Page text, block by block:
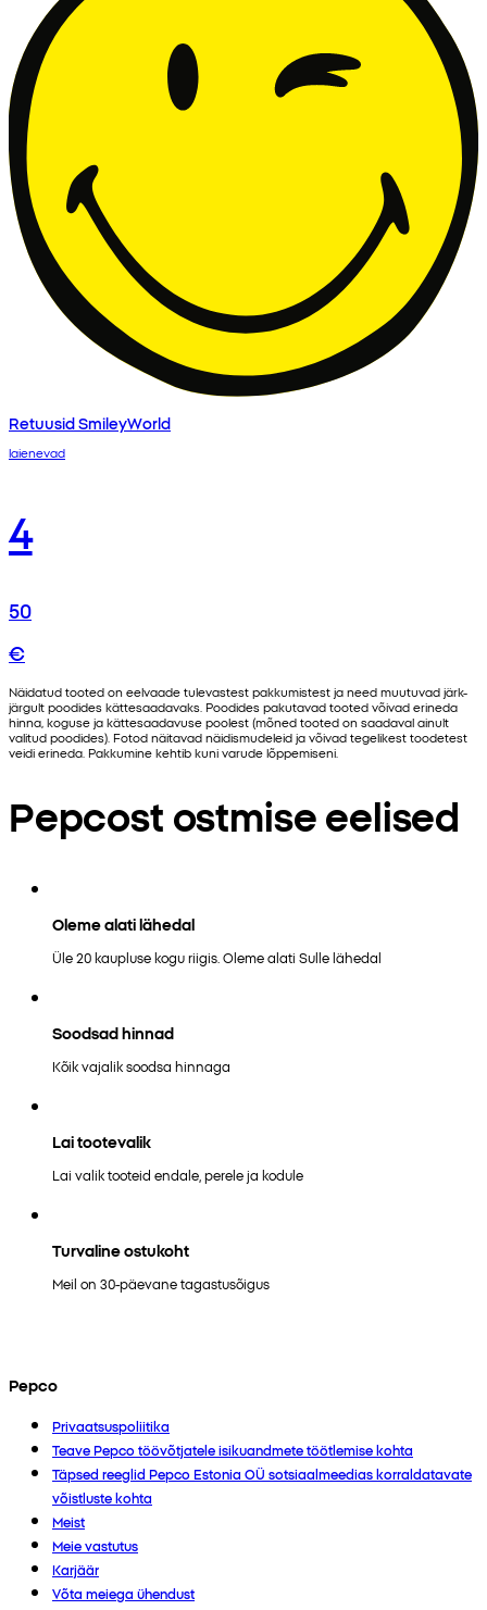
Retuusid SmileyWorld
laienevad
4
50
€
Näidatud tooted on eelvaade tulevastest pakkumistest ja need muutuvad järk-
järgult poodides kättesaadavaks. Poodides pakutavad tooted võivad erineda
hinna, koguse ja kättesaadavuse poolest (mõned tooted on saadaval ainult
valitud poodides). Fotod näitavad näidismudeleid ja võivad tegelikest toodetest
veidi erineda. Pakkumine kehtib kuni varude lõppemiseni.
Pepcost ostmise eelised
Oleme alati lähedal
Üle 20 kaupluse kogu riigis. Oleme alati Sulle lähedal
Soodsad hinnad
Kõik vajalik soodsa hinnaga
Lai tootevalik
Lai valik tooteid endale, perele ja kodule
Turvaline ostukoht
Meil on 30-päevane tagastusõigus
Pepco
Privaatsuspoliitika
Teave Pepco töövõtjatele isikuandmete töötlemise kohta
Täpsed reeglid Pepco Estonia OÜ sotsiaalmeedias korraldatavate
võistluste kohta
Meist
Meie vastutus
Karjäär
Võta meiega ühendust